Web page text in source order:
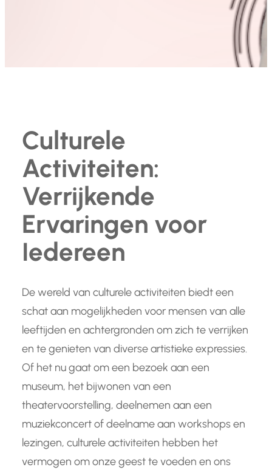
Culturele
Activiteiten:
Verrijkende
Ervaringen voor
Iedereen
De wereld van culturele activiteiten biedt een
schat aan mogelijkheden voor mensen van alle
leeftijden en achtergronden om zich te verrijken
en te genieten van diverse artistieke expressies.
Of het nu gaat om een bezoek aan een
museum, het bijwonen van een
theatervoorstelling, deelnemen aan een
muziekconcert of deelname aan workshops en
lezingen, culturele activiteiten hebben het
vermogen om onze geest te voeden en ons